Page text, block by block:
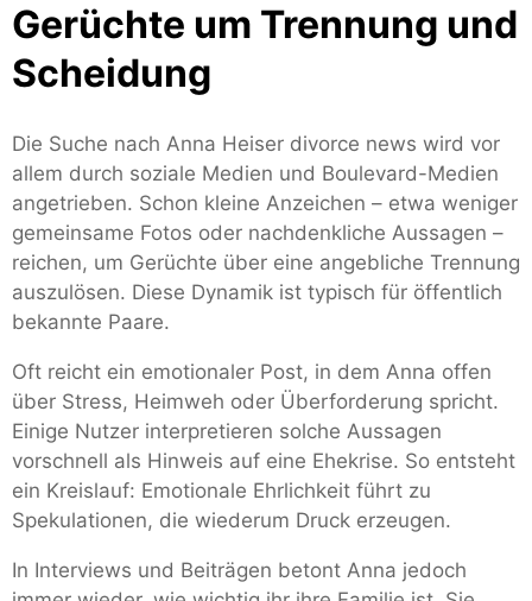
Gerüchte um Trennung und
Scheidung
Die Suche nach Anna Heiser divorce news wird vor
allem durch soziale Medien und Boulevard-Medien
angetrieben. Schon kleine Anzeichen – etwa weniger
gemeinsame Fotos oder nachdenkliche Aussagen –
reichen, um Gerüchte über eine angebliche Trennung
auszulösen. Diese Dynamik ist typisch für öffentlich
bekannte Paare.
Oft reicht ein emotionaler Post, in dem Anna offen
über Stress, Heimweh oder Überforderung spricht.
Einige Nutzer interpretieren solche Aussagen
vorschnell als Hinweis auf eine Ehekrise. So entsteht
ein Kreislauf: Emotionale Ehrlichkeit führt zu
Spekulationen, die wiederum Druck erzeugen.
In Interviews und Beiträgen betont Anna jedoch